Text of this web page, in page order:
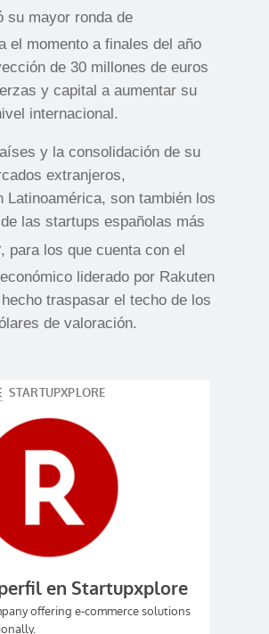
su mayor ronda de
el momento a finales del año
de 30 millones de euros
y capital a aumentar su
internacional.
y la consolidación de su
extranjeros,
Latinoamérica, son también los
las startups españolas más
, para los que cuenta con el
liderado por Rakuten
traspasar el techo de los
de valoración.